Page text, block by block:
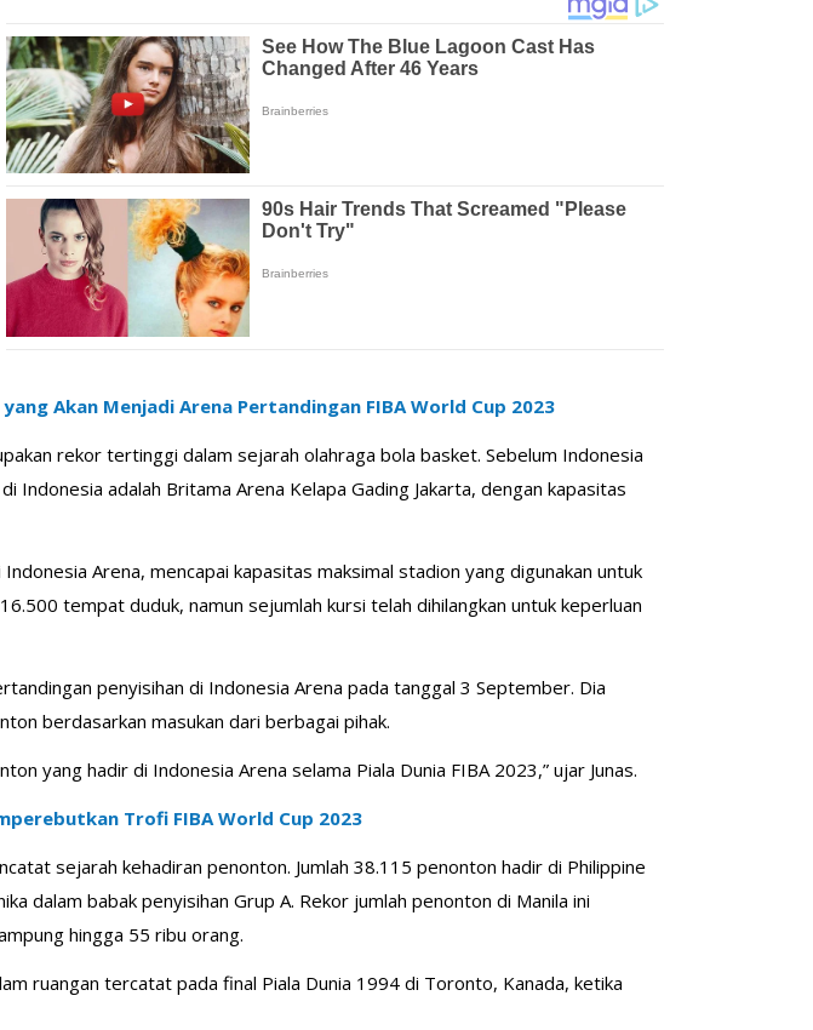
Akan Menjadi Arena Pertandingan FIBA World Cup 2023
rekor tertinggi dalam sejarah olahraga bola basket. Sebelum Indonesia
adalah Britama Arena Kelapa Gading Jakarta, dengan kapasitas
Arena, mencapai kapasitas maksimal stadion yang digunakan untuk
tempat duduk, namun sejumlah kursi telah dihilangkan untuk keperluan
penyisihan di Indonesia Arena pada tanggal 3 September. Dia
berdasarkan masukan dari berbagai pihak.
yang hadir di Indonesia Arena selama Piala Dunia FIBA 2023,” ujar Junas.
Trofi FIBA World Cup 2023
sejarah kehadiran penonton. Jumlah 38.115 penonton hadir di Philippine
dalam babak penyisihan Grup A. Rekor jumlah penonton di Manila ini
hingga 55 ribu orang.
ruangan tercatat pada final Piala Dunia 1994 di Toronto, Kanada, ketika